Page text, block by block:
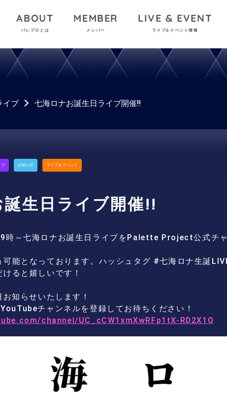
ABOUT
パレプロとは
MEMBER
メンバー
LIVE & EVENT
ライブ&イベント情報
イブ 七海ロナお誕生日ライブ開催!!
ブ お知らせ ライブ＆イベント
生日ライブ開催!!
時～七海ロナお誕生日ライブをPalette Project公式チ
可能となっております。ハッシュタグ #七海ロナ生誕
ると嬉しいです！
知らせいたします！
チャンネルを登録してお待ちください！
channel/UC_cCW1xmXwRFp1tX-RD2X1Q